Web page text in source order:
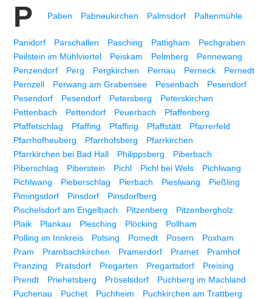
P Paben Pabneukirchen Palmsdorf Paltenmühle
Panidorf Parschallen Pasching Pattigham
Pechgraben
Peilstein im Mühlviertel
Peiskam Pelmberg
Pennewang
Penzendorf
Perg Pergkirchen Pernau Perneck
Pernedt
Pernzell
Perwang am Grabensee Pesenbach
Pesendorf
Pesendorf
Pesendorf Petersberg
Peterskirchen
Pettenbach
Pettendorf Peuerbach
Pfaffenberg
Pfaffetschlag
Pfaffing Pfaffing Pfaffstätt
Pfarrerfeld
Pfarrhofheuberg
Pfarrhofsberg
Pfarrkirchen
Pfarrkirchen bei Bad Hall
Philippsberg
Piberbach
Piberschlag
Piberstein Pichl Pichl bei Wels
Pichlwang
Pichlwang
Pieberschlag Pierbach Pieslwang
Pießling
Pimingsdorf
Pinsdorf
Pinsdorfberg
Pischelsdorf am Engelbach
Pitzenberg
Pitzenbergholz
Plaik
Plankau Plesching Plöcking
Pollham
Polling im Innkreis
Polsing Pomedt Posern
Poxham
Pram
Prambachkirchen Pramerdorf Pramet
Pramhof
Pranzing
Pratsdorf Pregarten Pregartsdorf
Preising
Prendt
Priehetsberg Pröselsdorf
Puchberg im Machland
Puchenau
Puchet Puchheim
Puchkirchen am Trattberg